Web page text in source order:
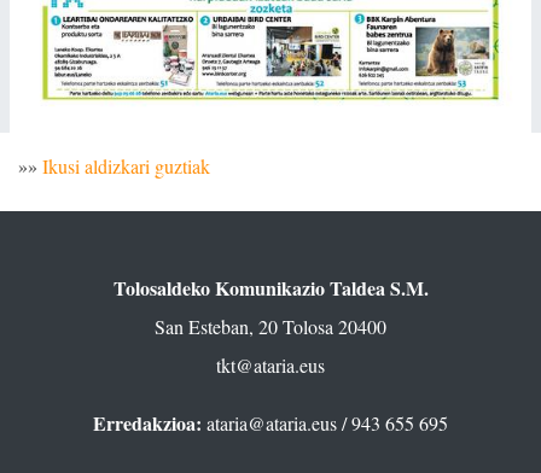
»» Ikusi aldizkari guztiak
Tolosaldeko Komunikazio Taldea S.M.
San Esteban, 20 Tolosa 20400
tkt@ataria.eus
Erredakzioa: ataria@ataria.eus/ 943 655 695